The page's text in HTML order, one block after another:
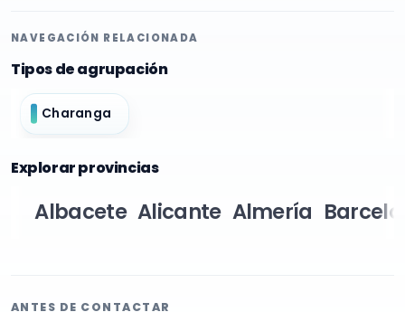
NAVEGACIÓN RELACIONADA
Tipos de agrupación
Charanga
Explorar provincias
Albacete Alicante Almería
ANTES DE CONTACTAR